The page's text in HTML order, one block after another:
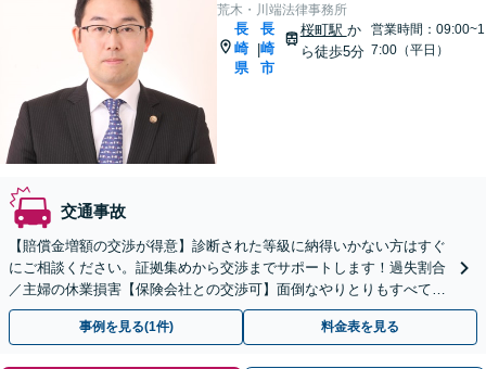
荒木・川端法律事務所
長
崎
県
|
長
崎
市
桜町駅 か
ら徒歩5分
営業時間：09:00~1
7:00（平日）
交通事故
【賠償金増額の交渉が得意】診断された等級に納得いかない方はすぐ
にご相談ください。証拠集めから交渉までサポートします！過失割合
／主婦の休業損害【保険会社との交渉可】面倒なやりとりもすべて代
理で対応します！
事例を見る(1件) 料金表を見る